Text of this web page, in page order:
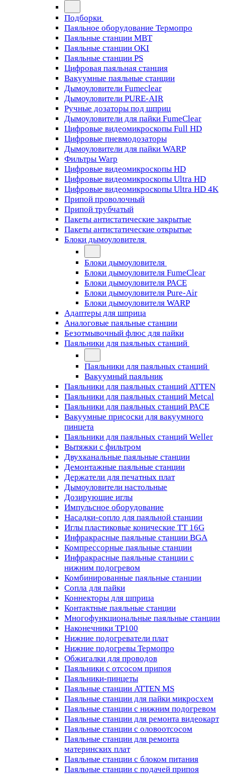
Подборки
Паяльное оборудование Термопро
Паяльные станции MBT
Паяльные станции OKI
Паяльные станции PS
Цифровая паяльная станция
Вакуумные паяльные станции
Дымоуловители Fumeclear
Дымоуловители PURE-AIR
Ручные дозаторы под шприц
Дымоуловители для пайки FumeClear
Цифровые видеомикроскопы Full HD
Цифровые пневмодозаторы
Дымоуловители для пайки WARP
Фильтры Warp
Цифровые видеомикроскопы HD
Цифровые видеомикроскопы Ultra HD
Цифровые видеомикроскопы Ultra HD 4K
Припой проволочный
Припой трубчатый
Пакеты антистатические закрытые
Пакеты антистатические открытые
Блоки дымоуловителя
Блоки дымоуловителя
Блоки дымоуловителя FumeClear
Блоки дымоуловителя PACE
Блоки дымоуловителя Pure-Air
Блоки дымоуловителя WARP
Адаптеры для шприца
Аналоговые паяльные станции
Безотмывочный флюс для пайки
Паяльники для паяльных станций
Паяльники для паяльных станций
Вакуумный паяльник
Паяльники для паяльных станций ATTEN
Паяльники для паяльных станций Metcal
Паяльники для паяльных станций PACE
Вакуумные присоски для вакуумного
пинцета
Паяльники для паяльных станций Weller
Вытяжки с фильтром
Двухканальные паяльные станции
Демонтажные паяльные станции
Держатели для печатных плат
Дымоуловители настольные
Дозирующие иглы
Импульсное оборудование
Насадки-сопло для паяльной станции
Иглы пластиковые конические TT 16G
Инфракрасные паяльные станции BGA
Компрессорные паяльные станции
Инфракрасные паяльные станции с
нижним подогревом
Комбинированные паяльные станции
Сопла для пайки
Коннекторы для шприца
Контактные паяльные станции
Многофункциональные паяльные станции
Наконечники TP100
Нижние подогреватели плат
Нижние подогревы Термопро
Обжигалки для проводов
Паяльники с отсосом припоя
Паяльники-пинцеты
Паяльные станции ATTEN MS
Паяльные станции для пайки микросхем
Паяльные станции с нижним подогревом
Паяльные станции для ремонта видеокарт
Паяльные станции с оловоотсосом
Паяльные станции для ремонта
материнских плат
Паяльные станции с блоком питания
Паяльные станции с подачей припоя